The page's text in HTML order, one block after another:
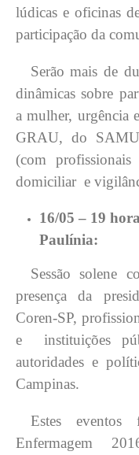
lúdicas e oficinas
participação da
Serão mais de
dinâmicas sobre
a mulher, urgência
GRAU, do
(com
domiciliar e
16/05 – 19
Paulínia:
Sessão solene
presença da
Coren-SP,
e instituições
autoridades e
Campinas.
Estes eventos
Enfermagem